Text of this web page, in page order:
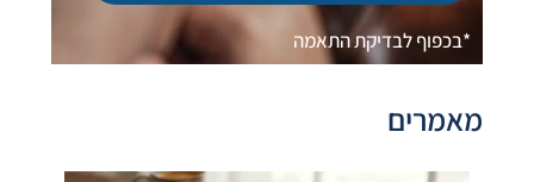
*בכפוף לבדיקת התאמה
מאמרים